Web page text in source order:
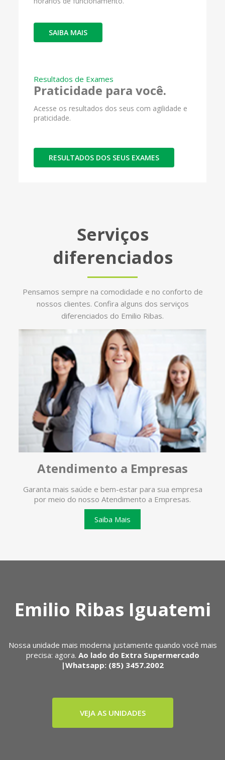
SAIBA MAIS
Resultados de Exames
Praticidade para você.
Acesse os resultados dos seus com agilidade e
praticidade.
RESULTADOS DOS SEUS EXAMES
Serviços
diferenciados
Pensamos sempre na comodidade e no conforto de
nossos clientes. Confira alguns dos serviços
diferenciados do Emilio Ribas.
Atendimento a Empresas
Garanta mais saúde e bem-estar para sua empresa
por meio do nosso Atendimento a Empresas.
Saiba Mais
Emilio Ribas Iguatemi
Nossa unidade mais moderna justamente quando você mais
precisa: agora. Ao lado do Extra Supermercado
|Whatsapp: (85) 3457.2002
VEJA AS UNIDADES